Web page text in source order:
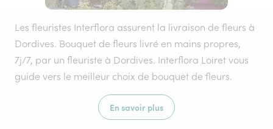
Les fleuristes Interflora assurent la livraison de fleurs à
Dordives. Bouquet de fleurs livré en mains propres,
7j/7, par un fleuriste à Dordives. Interflora Loiret vous
guide vers le meilleur choix de bouquet de fleurs.
En savoir plus